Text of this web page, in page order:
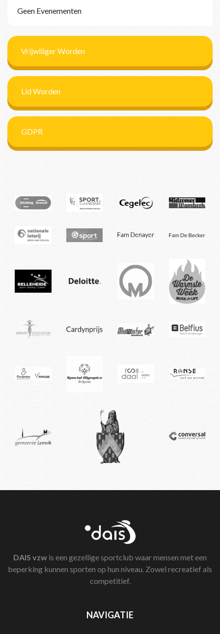
Geen Evenementen
Vrijwiliger Worden
Lid Worden
GDPR
DAIS vzw is een gezellige sportclub waar mensen met een
beperking kunnen sporten op hun niveau. Zowel recreatief als
competitief.
NAVIGATIE